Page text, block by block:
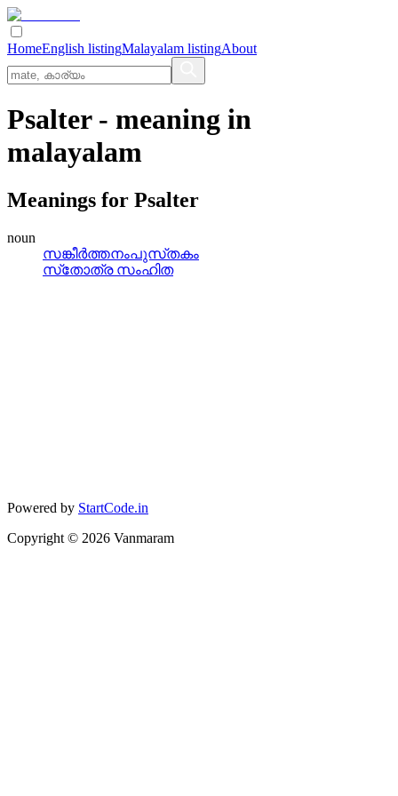
HomeEnglish listingMalayalam listingAbout
Psalter- meaning in
malayalam
Meanings for Psalter
noun
സങ്കീര്‍ത്തനംപുസ്‌തകം
സ്‌തോത്ര സംഹിത
Powered by StartCode.in
Copyright © 2026 Vanmaram